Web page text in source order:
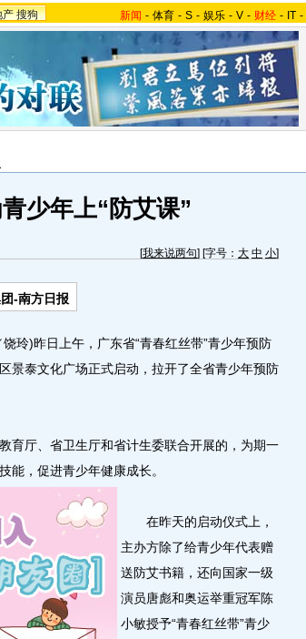
产 搜狗 新闻 - 体育 - S - 娱乐 - V - 财经 - IT -
少年上“防艾课”
[我来说两句] [字号： 大 中 小]
-南方日报
)昨日上午，广东省“青春红丝带”青少年预防
景泰文化广场正式启动，拉开了全省青少年预防
厅、省卫生厅和省计生委联合开展的，为期一
能，促进青少年健康成长。
在昨天的启动仪式上，
主办方除了给青少年代表赠
送防艾书籍，还向国家一级
演员唐彪和奥运举重冠军陈
小敏授予“青春红丝带”青少